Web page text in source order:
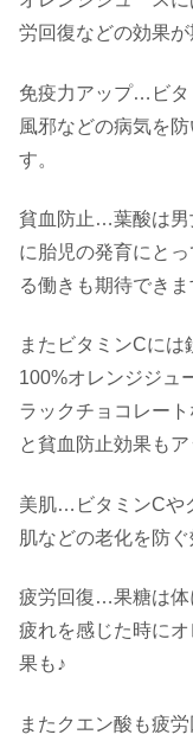
労回復などの効果が
免疫力アップ…ビタ
風邪などの病気を
す。
貧血防止…葉酸は男
に胎児の発育にと
る働きも期待できま
またビタミンCには
100%オレンジジュ
ラックチョコレー
と貧血防止効果もア
美肌…ビタミンCや
肌などの老化を防
疲労回復…果糖は体
疲れを感じた時に
果も♪
またクエン酸も疲